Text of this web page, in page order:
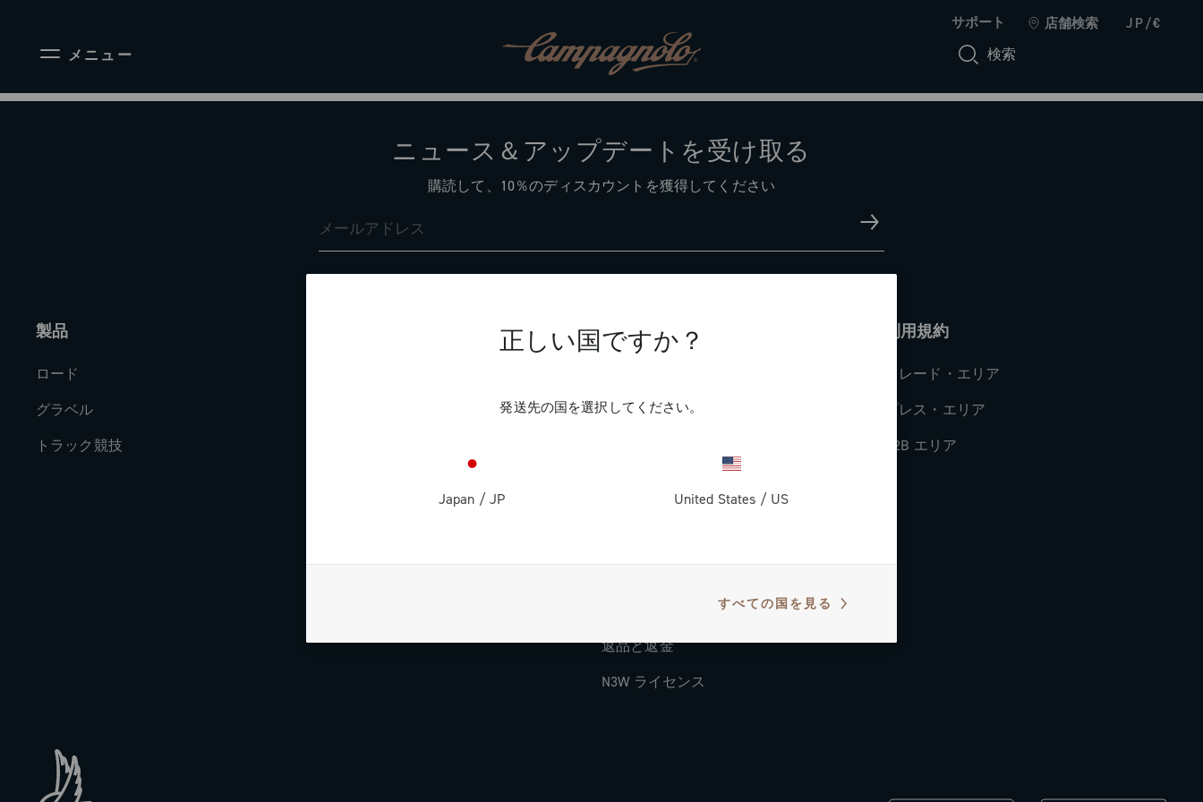
サポート 店舗検索 JP/€
メニュー 検索
正しい国ですか？
発送先の国を選択してください。
Japan /JP United States / US
すべての国を見る
ニュース＆アップデートを受け取る
購読して、10％のディスカウントを獲得してください
製品
ロード
グラベル
トラック競技
サポート
ドキュメント
返品と返金
N3W ライセンス
利用規約
トレード・エリア
プレス・エリア
B2B エリア